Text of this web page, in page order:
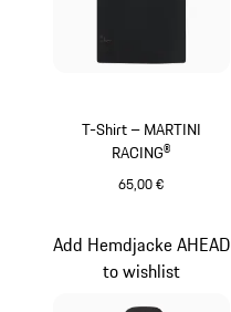
T-Shirt – MARTINI
RACING®
65,00 €
Add Hemdjacke AHEAD
to wishlist